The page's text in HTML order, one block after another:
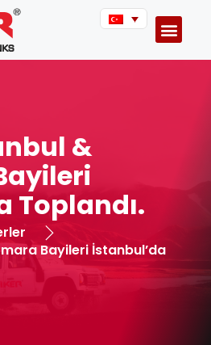
&
Toplandı.
Bayileri İstanbul’da